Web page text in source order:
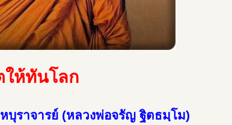
ห้ทันโลก
บุราจารย์ (หลวงพ่อจรัญ ฐิตธมฺโม)